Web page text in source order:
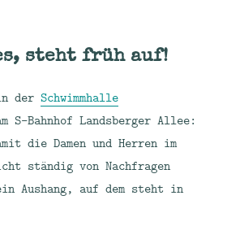
steht früh auf!
in derSchwimmhalle
S-Bahnhof Landsberger Allee:
die Damen und Herren im
ständig von Nachfragen
Aushang, auf dem steht in